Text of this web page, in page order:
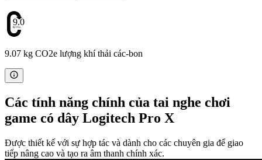
9.07
9.07 kg CO2e lượng khí thải các-bon
Các tính năng chính của tai nghe chơi
game có dây Logitech Pro X
Được thiết kế với sự hợp tác và dành cho các chuyên gia để giao
tiếp nâng cao và tạo ra âm thanh chính xác.